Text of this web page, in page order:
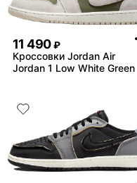
11 490 ₽
Кроссовки Jordan Air
Jordan 1 Low White Green